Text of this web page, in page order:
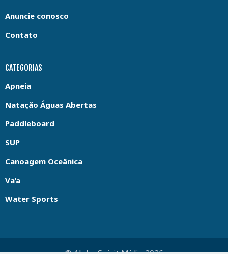
Anuncie conosco
Contato
CATEGORIAS
Apneia
Natação Águas Abertas
Paddleboard
SUP
Canoagem Oceânica
Va’a
Water Sports